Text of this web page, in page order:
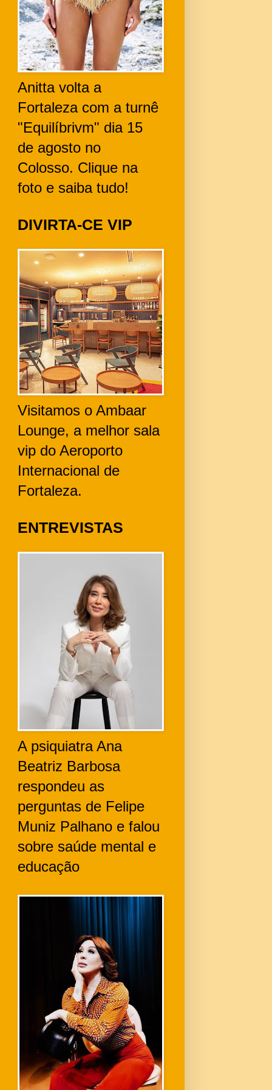
Anitta volta a
Fortaleza com a turnê
"Equilíbrivm" dia 15
de agosto no
Colosso. Clique na
foto e saiba tudo!
DIVIRTA-CE VIP
Visitamos o Ambaar
Lounge, a melhor sala
vip do Aeroporto
Internacional de
Fortaleza.
ENTREVISTAS
A psiquiatra Ana
Beatriz Barbosa
respondeu as
perguntas de Felipe
Muniz Palhano e falou
sobre saúde mental e
educação